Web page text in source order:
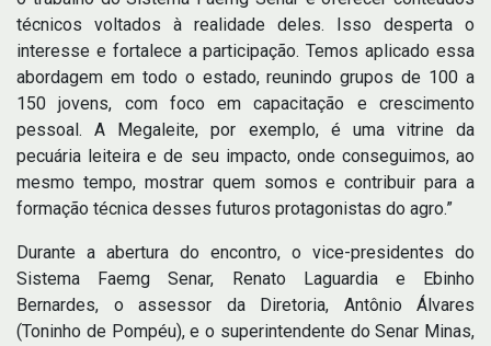
técnicos voltados à realidade deles. Isso desperta o
interesse e fortalece a participação. Temos aplicado essa
abordagem em todo o estado, reunindo grupos de 100 a
150 jovens, com foco em capacitação e crescimento
pessoal. A Megaleite, por exemplo, é uma vitrine da
pecuária leiteira e de seu impacto, onde conseguimos, ao
mesmo tempo, mostrar quem somos e contribuir para a
formação técnica desses futuros protagonistas do agro.”
Durante a abertura do encontro, o vice-presidentes do
Sistema Faemg Senar, Renato Laguardia e Ebinho
Bernardes, o assessor da Diretoria, Antônio Álvares
(Toninho de Pompéu), e o superintendente do Senar Minas,